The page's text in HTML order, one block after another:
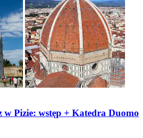
w Pizie: wstęp + Katedra Duomo